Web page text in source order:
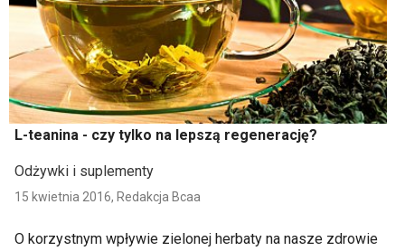
L-teanina - czy tylko na lepszą regenerację?
Odżywki i suplementy
15 kwietnia 2016, Redakcja Bcaa
O korzystnym wpływie zielonej herbaty na nasze zdrowie